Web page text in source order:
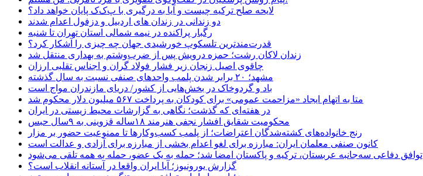
لایحه صلح ترکیه چیست و آیا به درگیری با پ‌ک‌ک پایان خواهد داد؟
دو زندانی در زندان های اردبیل و دزفول اعدام شدند
رگبار پراکنده در نیمه شمالی استان تهران تا شنبه
قدرت‌مندترین تلسکوپ خورشیدی جهان چه چیزی را آشکار کرد؟
زندان لاکان رشت؛ حمزه درویش پس از ضرب‌وشتم به بهداری منتقل شد
چاقوی اصیل زنجان زیر فشار فولاد گران و اجناس تقلبی ارزان
مشهد؛ ۲۰ برابر شدن پلمب واحدهای صنفی نسبت به سال گذشته
باد و گردوخاک در بخش‌هایی از کشور/ دریای مازندران مواج است
متا به اتهام ایجاد «مزاحمت عمومی» برای کودکان به پرداخت ۵۶۷ میلیون دلار محکوم شد
در هفته‌ای که گذشت؛ نگاهی به گزارشات محیط زیستی در ایران
محکومیت شقایق افشار نجفی هنرمند ۱۸ساله قزوینی به ۹سال حبس
رنج خانواده‌های کشته‌شدگان اعتراضات؛ از پلمب کسب‌وکارها تا ممنوعیت حضور بر مزار
کانون صنفی معلمان ایران: مبارزه برای لغو اعدام بخشی از مبارزه برای آزادی و عدالت است
توافق دفاعی سه‌جانبه عربستان، ترکیه و پاکستان امضا شد؛ حمله به یک عضو، حمله به همه تلقی می‌شود
گزارش یورونیوز؛ آیا ایران واقعا در آستانه انقلاب است؟